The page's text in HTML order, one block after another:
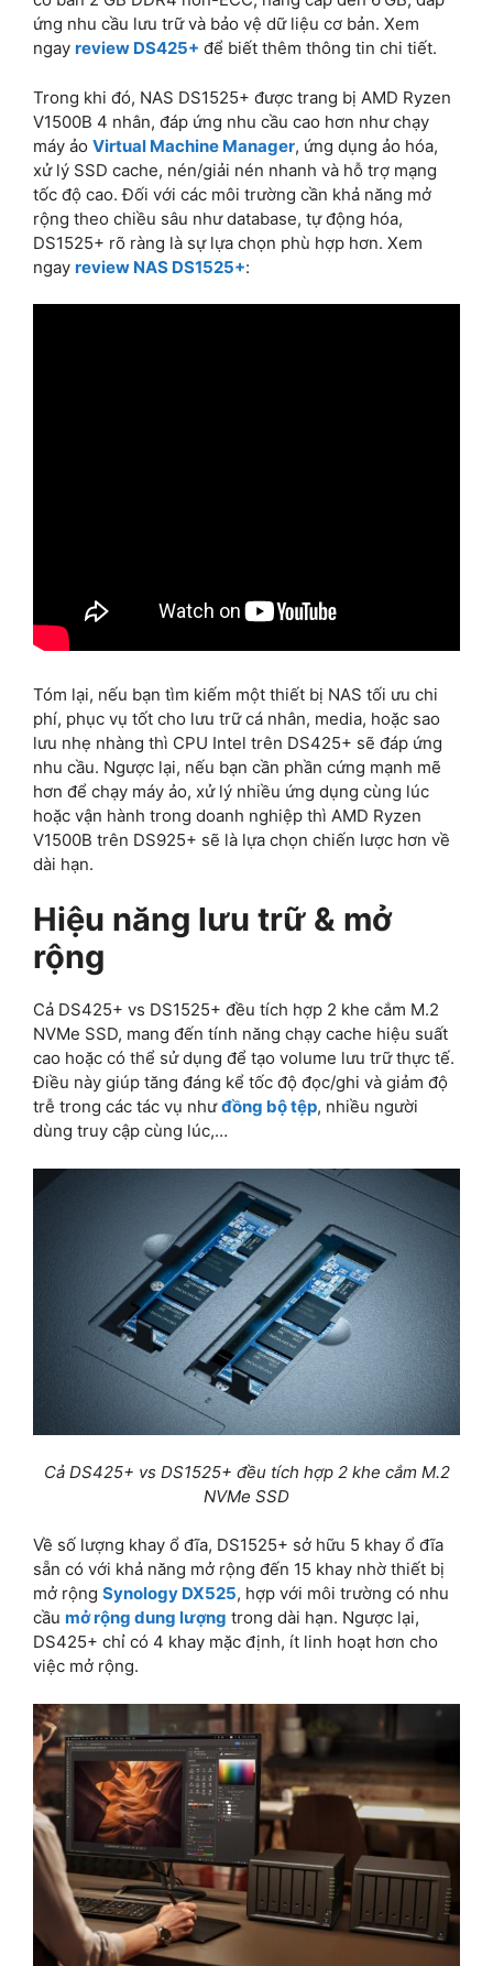
ứng nhu cầu lưu trữ và bảo vệ dữ liệu cơ bản. Xem
ngay review DS425+ để biết thêm thông tin chi tiết.
Trong khi đó, NAS DS1525+ được trang bị AMD Ryzen
V1500B 4 nhân, đáp ứng nhu cầu cao hơn như chạy
máy ảo Virtual Machine Manager, ứng dụng ảo hóa,
xử lý SSD cache, nén/giải nén nhanh và hỗ trợ mạng
tốc độ cao. Đối với các môi trường cần khả năng mở
rộng theo chiều sâu như database, tự động hóa,
DS1525+ rõ ràng là sự lựa chọn phù hợp hơn. Xem
ngay review NAS DS1525+:
Tóm lại, nếu bạn tìm kiếm một thiết bị NAS tối ưu chi
phí, phục vụ tốt cho lưu trữ cá nhân, media, hoặc sao
lưu nhẹ nhàng thì CPU Intel trên DS425+ sẽ đáp ứng
nhu cầu. Ngược lại, nếu bạn cần phần cứng mạnh mẽ
hơn để chạy máy ảo, xử lý nhiều ứng dụng cùng lúc
hoặc vận hành trong doanh nghiệp thì AMD Ryzen
V1500B trên DS925+ sẽ là lựa chọn chiến lược hơn về
dài hạn.
Hiệu năng lưu trữ & mở
rộng
Cả DS425+ vs DS1525+ đều tích hợp 2 khe cắm M.2
NVMe SSD, mang đến tính năng chạy cache hiệu suất
cao hoặc có thể sử dụng để tạo volume lưu trữ thực tế.
Điều này giúp tăng đáng kể tốc độ đọc/ghi và giảm độ
trễ trong các tác vụ nhưđồng bộ tệp, nhiều người
dùng truy cập cùng lúc,…
Cả DS425+ vs DS1525+ đều tích hợp 2 khe cắm M.2
NVMe SSD
Về số lượng khay ổ đĩa, DS1525+ sở hữu 5 khay ổ đĩa
sẵn có với khả năng mở rộng đến 15 khay nhờ thiết bị
mở rộng Synology DX525, hợp với môi trường có nhu
cầu mở rộng dung lượng trong dài hạn. Ngược lại,
DS425+ chỉ có 4 khay mặc định, ít linh hoạt hơn cho
việc mở rộng.